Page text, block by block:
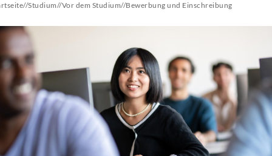
//Studium//Vor dem Studium//Bewerbung und Einschreibung